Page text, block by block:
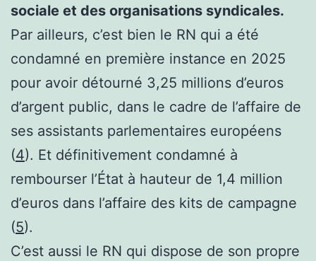
sociale et des organisations syndicales.
Par ailleurs, c’est bien le RN qui a été
condamné en première instance en 2025
pour avoir détourné 3,25 millions d’euros
d’argent public, dans le cadre de l’affaire de
ses assistants parlementaires européens
(4). Et définitivement condamné à
rembourser l’État à hauteur de 1,4 million
d’euros dans l’affaire des kits de campagne
(5).
C’est aussi le RN qui dispose de son propre